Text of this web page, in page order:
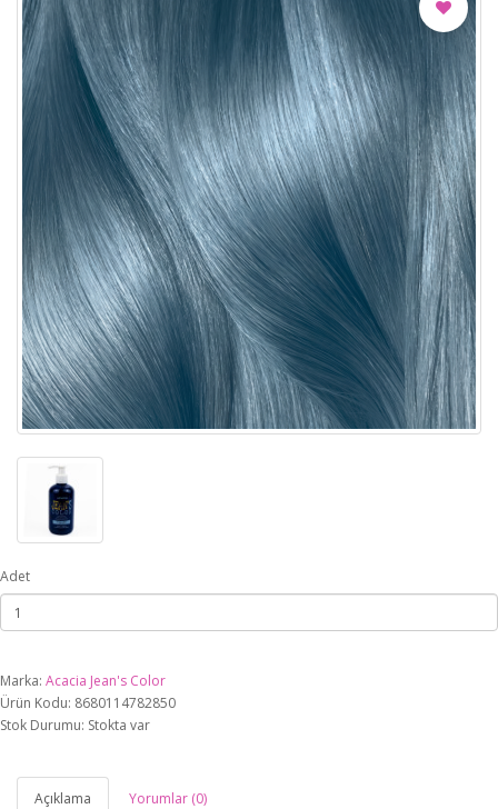
Adet
Marka: Acacia Jean's Color
Ürün Kodu: 8680114782850
Stok Durumu: Stokta var
Açıklama Yorumlar (0)